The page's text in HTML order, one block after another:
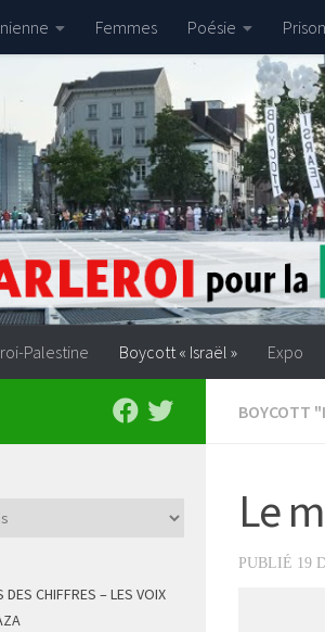
Femmes Poésie
Palestine Boycott « Israël » Expo
BOYCOTT
Le
PUBLIÉ 19
CHIFFRES – LES VOIX